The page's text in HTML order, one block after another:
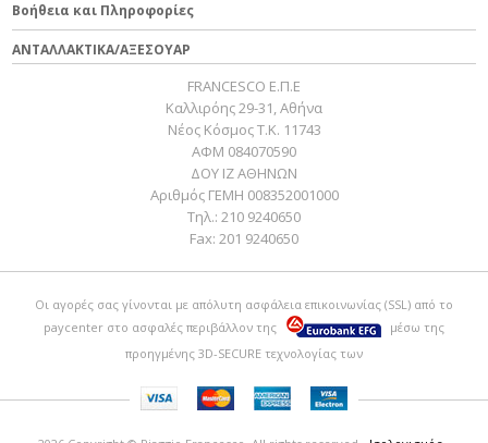
Βοήθεια και Πληροφορίες
ΑΝΤΑΛΛΑΚΤΙΚΑ/ΑΞΕΣΟΥΑΡ
FRANCESCO Ε.Π.Ε
Καλλιρόης 29-31, Αθήνα
Νέος Κόσμος Τ.Κ. 11743
ΑΦΜ 084070590
ΔΟΥ ΙΖ ΑΘΗΝΩΝ
Αριθμός ΓΕΜΗ 008352001000
Τηλ.: 210 9240650
Fax: 201 9240650
Οι αγορές σας γίνονται με απόλυτη ασφάλεια επικοινωνίας (SSL) από το
paycenter στο ασφαλές περιβάλλον της
μέσω της
προηγμένης 3D-SECURE τεχνολογίας των